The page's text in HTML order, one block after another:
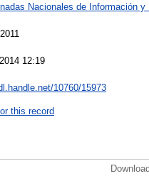
Nacionales de Información
12:19
10760/15973
this record